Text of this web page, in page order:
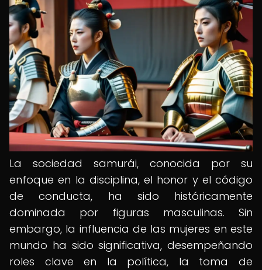
La sociedad samurái, conocida por su
enfoque en la disciplina, el honor y el código
de conducta, ha sido históricamente
dominada por figuras masculinas. Sin
embargo, la influencia de las mujeres en este
mundo ha sido significativa, desempeñando
roles clave en la política, la toma de